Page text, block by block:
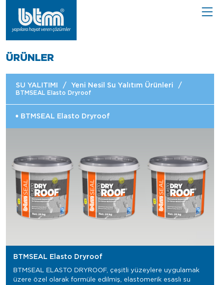
ÜRÜNLER
SU YALITIMI / Yeni Nesil Su Yalıtım Ürünleri /
BTMSEAL Elasto Dryroof
BTMSEAL Elasto Dryroof
BTMSEAL Elasto Dryroof
BTMSEAL ELASTO DRYROOF, çeşitli yüzeylere uygulamak
üzere özel olarak formüle edilmiş, elastomerik esaslı su